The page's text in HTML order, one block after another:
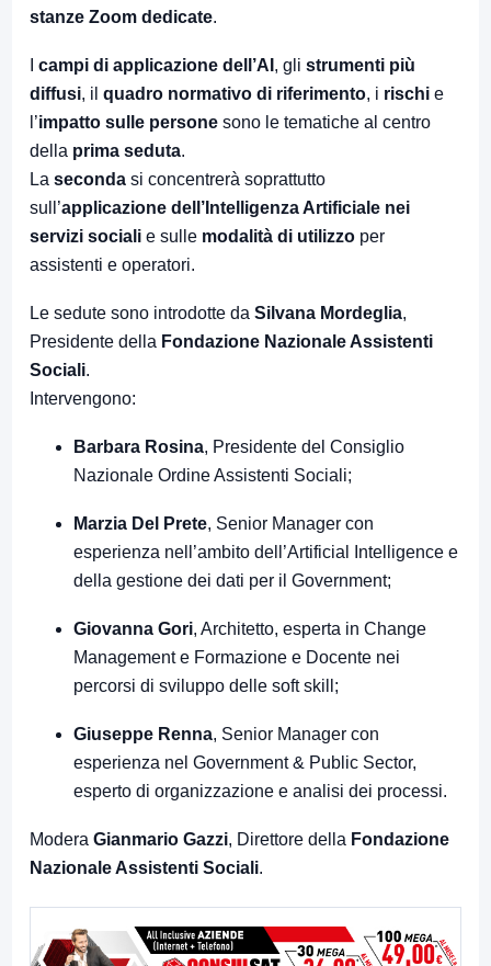
stanze Zoom dedicate.
campi di applicazione dell’AI , gli strumenti più
diffusi, il quadro normativo di riferimento, i rischi e
l’impatto sulle persone sono le tematiche al centro
della prima seduta.
La seconda si concentrerà soprattutto
sull’applicazione dell’Intelligenza Artificiale nei
servizi sociali e sulle modalità di utilizzo per
assistenti e operatori.
Le sedute sono introdotte da Silvana Mordeglia,
Presidente della Fondazione Nazionale Assistenti
Sociali.
Intervengono:
Barbara Rosina, Presidente del Consiglio
Nazionale Ordine Assistenti Sociali;
Marzia Del Prete, Senior Manager con
esperienza nell’ambito dell’Artificial Intelligence e
della gestione dei dati per il Government;
Giovanna Gori, Architetto, esperta in Change
Management e Formazione e Docente nei
percorsi di sviluppo delle soft skill;
Giuseppe Renna, Senior Manager con
esperienza nel Government & Public Sector,
esperto di organizzazione e analisi dei processi.
Modera Gianmario Gazzi, Direttore della Fondazione
Nazionale Assistenti Sociali.